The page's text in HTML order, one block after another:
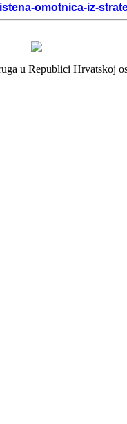
omotnica-iz-
u Republici Hrvatskoj